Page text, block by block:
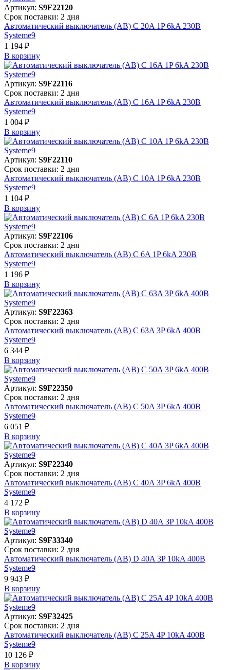
Артикул: S9F22120
Срок поставки: 2 дня
Автоматический выключатель (АВ) C 20A 1P 6kA 230В
Systeme9
1 194 ₽
В корзинy
Артикул: S9F22116
Срок поставки: 2 дня
Автоматический выключатель (АВ) C 16A 1P 6kA 230В
Systeme9
1 004 ₽
В корзинy
Артикул: S9F22110
Срок поставки: 2 дня
Автоматический выключатель (АВ) C 10A 1P 6kA 230В
Systeme9
1 104 ₽
В корзинy
Артикул: S9F22106
Срок поставки: 2 дня
Автоматический выключатель (АВ) C 6A 1P 6kA 230В
Systeme9
1 196 ₽
В корзинy
Артикул: S9F22363
Срок поставки: 2 дня
Автоматический выключатель (АВ) C 63A 3P 6kA 400В
Systeme9
6 344 ₽
В корзинy
Артикул: S9F22350
Срок поставки: 2 дня
Автоматический выключатель (АВ) C 50A 3P 6kA 400В
Systeme9
6 051 ₽
В корзинy
Артикул: S9F22340
Срок поставки: 2 дня
Автоматический выключатель (АВ) C 40A 3P 6kA 400В
Systeme9
4 172 ₽
В корзинy
Артикул: S9F33340
Срок поставки: 2 дня
Автоматический выключатель (АВ) D 40A 3P 10kA 400В
Systeme9
9 943 ₽
В корзинy
Артикул: S9F32425
Срок поставки: 2 дня
Автоматический выключатель (АВ) C 25A 4P 10kA 400В
Systeme9
10 126 ₽
В корзинy